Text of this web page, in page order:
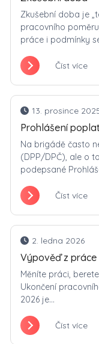
Zkušební doba je
pracovního
práce i podmínky
Číst více
13. prosince
Prohlášení
Na brigádě často
(DPP/DPČ), ale o
podepsané
Číst více
2. ledna 2026
Výpověď z práce
Měníte práci,
Ukončení
2026 je...
Číst více